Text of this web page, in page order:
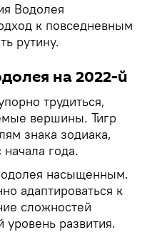
Водолея
к повседневным
рутину.
на 2022-й
трудиться,
вершины. Тигр
знака зодиака,
года.
насыщенным.
адаптироваться к
сложностей
развития.